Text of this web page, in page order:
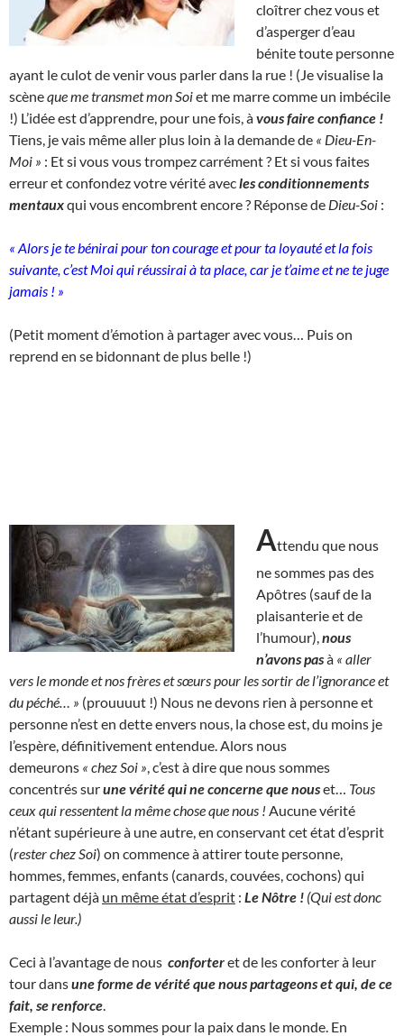
cloîtrer chez vous et
d’asperger d’eau
bénite toute personne
ayant le culot de venir vous parler dans la rue ! (Je visualise la
scèneque me transmet mon Soiet me marre comme un imbécile
!) L’idée est d’apprendre, pour une fois, àvous faire confiance !
Tiens, je vais même aller plus loin à la demande de « Dieu-En-
Moi » : Et si vous vous trompez carrément ? Et si vous faites
erreur et confondez votre vérité avecles conditionnements
mentauxqui vous encombrent encore ? Réponse de Dieu-Soi :
« Alors je te bénirai pour ton courage et pour ta loyauté et la fois
suivante, c’est Moi qui réussirai à ta place, car je t’aime et ne te juge
jamais ! »
(Petit moment d’émotion à partager avec vous… Puis on
reprend en se bidonnant de plus belle !)
Attendu que nous
ne sommes pas des
Apôtres (sauf de la
plaisanterie et de
l’humour), nous
n’avons pasà « aller
vers le monde et nos frères et sœurs pour les sortir de l’ignorance et
du péché… » (prouuuut !) Nous ne devons rien à personne et
personne n’est en dette envers nous, la chose est, du moins je
l’espère, définitivement entendue. Alors nous
demeurons « chez Soi » , c’est à dire que nous sommes
concentrés surune vérité qui ne concerne que nouset… Tous
ceux qui ressentent la même chose que nous ! Aucune vérité
n’étant supérieure à une autre, en conservant cet état d’esprit
(rester chez Soi) on commence à attirer toute personne,
hommes, femmes, enfants (canards, couvées, cochons) qui
partagent déjà un même état d’esprit : Le Nôtre ! (Qui est donc
aussi le leur.)
Ceci à l’avantage de nous conforteret de les conforter à leur
tour dansune forme de vérité que nous partageons et qui, de ce
fait, se renforce
Exemple : Nous sommes pour la paix dans le monde. En